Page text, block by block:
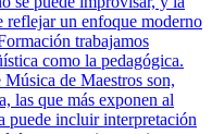
reflejar un enfoque moderno
trabajamos
como la pedagógica.
de Maestros son,
las que más exponen al
puede incluir interpretación